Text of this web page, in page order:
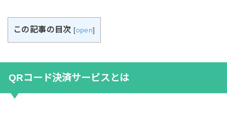
この記事の目次 [open]
QRコード決済サービスとは